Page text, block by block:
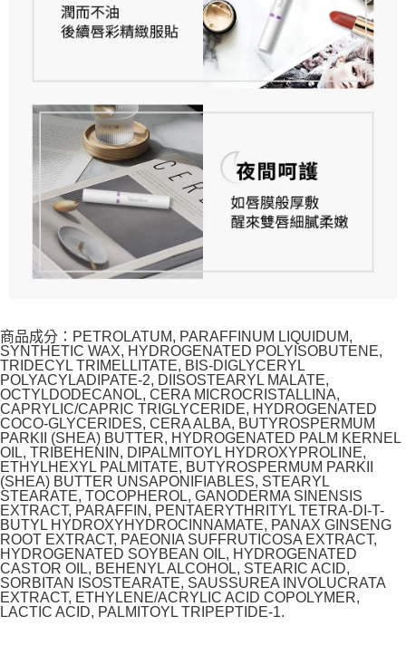
商品成分：PETROLATUM, PARAFFINUM LIQUIDUM,
SYNTHETIC WAX, HYDROGENATED POLYISOBUTENE,
TRIDECYL TRIMELLITATE, BIS-DIGLYCERYL
POLYACYLADIPATE-2, DIISOSTEARYL MALATE,
OCTYLDODECANOL, CERA MICROCRISTALLINA,
CAPRYLIC/CAPRIC TRIGLYCERIDE, HYDROGENATED
COCO-GLYCERIDES, CERA ALBA, BUTYROSPERMUM
PARKII (SHEA) BUTTER, HYDROGENATED PALM KERNEL
OIL, TRIBEHENIN, DIPALMITOYL HYDROXYPROLINE,
ETHYLHEXYL PALMITATE, BUTYROSPERMUM PARKII
(SHEA) BUTTER UNSAPONIFIABLES, STEARYL
STEARATE, TOCOPHEROL, GANODERMA SINENSIS
EXTRACT, PARAFFIN, PENTAERYTHRITYL TETRA-DI-T-
BUTYL HYDROXYHYDROCINNAMATE, PANAX GINSENG
ROOT EXTRACT, PAEONIA SUFFRUTICOSA EXTRACT,
HYDROGENATED SOYBEAN OIL, HYDROGENATED
CASTOR OIL, BEHENYL ALCOHOL, STEARIC ACID,
SORBITAN ISOSTEARATE, SAUSSUREA INVOLUCRATA
EXTRACT, ETHYLENE/ACRYLIC ACID COPOLYMER,
LACTIC ACID, PALMITOYL TRIPEPTIDE-1.